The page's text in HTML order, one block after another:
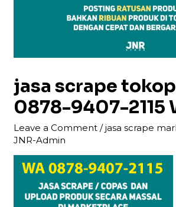
jasa scrape
0878-9407-2115
Leave a Comment /jasa scrape
JNR-Admin